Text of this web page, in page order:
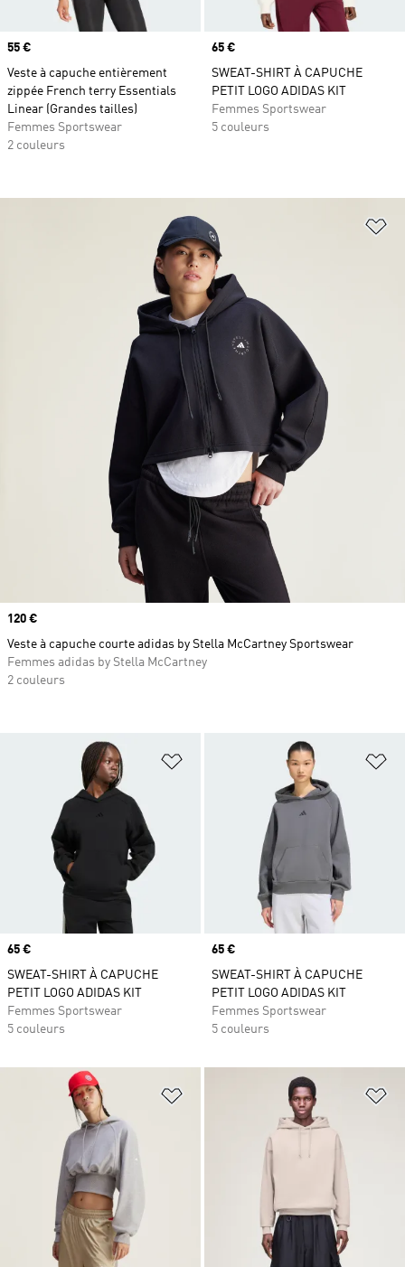
Prix
55 €
Veste à capuche entièrement
zippée French terry Essentials
Linear (Grandes tailles)
Femmes Sportswear
2 couleurs
Prix
65 €
SWEAT-SHIRT À CAPUCHE
PETIT LOGO ADIDAS KIT
Femmes Sportswear
5 couleurs
Ajouter à la Liste de produits
Prix
65 €
SWEAT-SHIRT À CAPUCHE
PETIT LOGO ADIDAS KIT
Femmes Sportswear
5 couleurs
Prix
65 €
SWEAT-SHIRT À CAPUCHE
PETIT LOGO ADIDAS KIT
Femmes Sportswear
5 couleurs
Ajouter à la Liste de produits
Prix
120 €
Veste à capuche courte adidas by Stella McCartney Sportswear
Femmes adidas by Stella McCartney
2 couleurs